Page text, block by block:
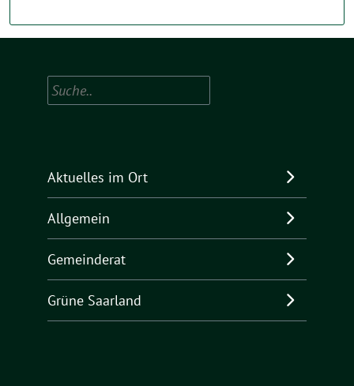
Suchen
Aktuelles im Ort
Allgemein
Gemeinderat
Grüne Saarland